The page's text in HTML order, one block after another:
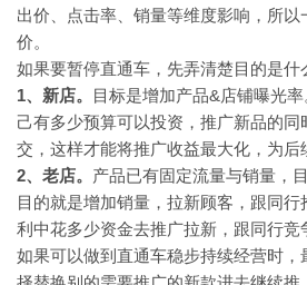
出价、点击率、销量等维度影响，所以
价。
如果要暂停直通车，先弄清楚目的是什
1、新店。
目标是增加产品&店铺曝光
己有多少预算可以投资，推广新品的同
交，这样才能将推广收益最大化，为后
2、老店。 产品已有固定流量与销量，
目的就是增加销量，拉新顾客，跟同行
利中花多少资金去推广拉新，跟同行竞
如果可以做到直通车稳步持续经营时